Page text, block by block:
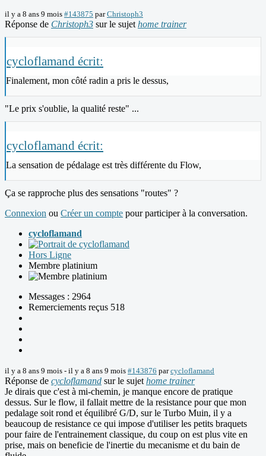
il y a 8 ans 9 mois #143875 parChristoph3
Réponse de Christoph3 sur le sujet home trainer
cycloflamand écrit:
Finalement, mon côté radin a pris le dessus,
"Le prix s'oublie, la qualité reste" ...
cycloflamand écrit:
La sensation de pédalage est très différente du Flow,
Ça se rapproche plus des sensations "routes" ?
Connexion ou Créer un compte pour participer à la conversation.
cycloflamand
Hors Ligne
Membre platinium
Messages : 2964
Remerciements reçus 518
il y a 8 ans 9 mois - il y a 8 ans 9 mois #143876 parcycloflamand
Réponse de cycloflamand sur le sujet home trainer
Je dirais que c'est à mi-chemin, je manque encore de pratique
dessus. Sur le flow, il fallait mettre de la resistance pour que mon
pedalage soit rond et équilibré G/D, sur le Turbo Muin, il y a
beaucoup de resistance ce qui impose d'utiliser les petits braquets
pour faire de l'entrainement classique, du coup on est plus vite en
prise, mais on beneficie de l'inertie du mecanisme et du bain de